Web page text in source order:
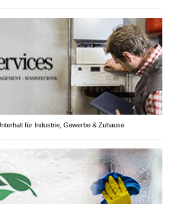
für Industrie, Gewerbe & Zuhause